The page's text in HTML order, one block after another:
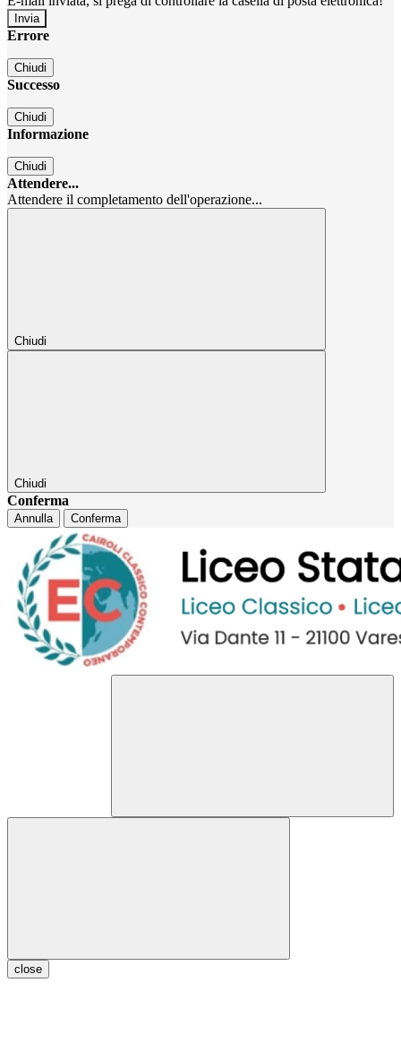
Errore
Chiudi
Successo
Chiudi
Informazione
Chiudi
Attendere...
Attendere il completamento dell'operazione...
Chiudi
Chiudi
Conferma
Annulla Conferma
close